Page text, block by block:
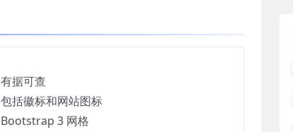
有据可查
包括徽标和网站图标
Bootstrap 3 网格